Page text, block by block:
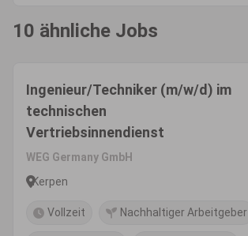
10 ähnliche Jobs
Ingenieur/Techniker (m/w/d) im
technischen
Vertriebsinnendienst
WEG Germany GmbH
Kerpen
Vollzeit Nachhaltiger Arbeitgeber